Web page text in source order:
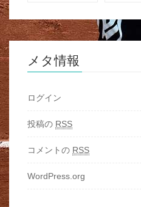
メタ情報
ログイン
投稿の RSS
コメントの RSS
WordPress.org